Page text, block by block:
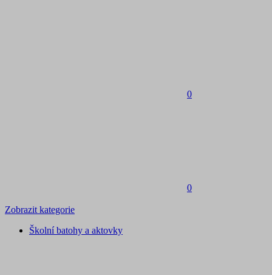
0
0
Zobrazit kategorie
Školní batohy a aktovky